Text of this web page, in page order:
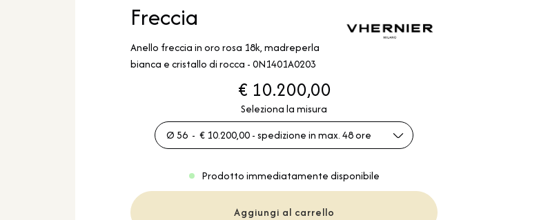
Freccia
Anello freccia in oro rosa 18k, madreperla
bianca e cristallo di rocca - 0N1401A0203
€ 10.200,00
Seleziona la misura
Ø 56 - € 10.200,00 - spedizione in max. 48 ore
Prodotto immediatamente disponibile
Aggiungi al carrello